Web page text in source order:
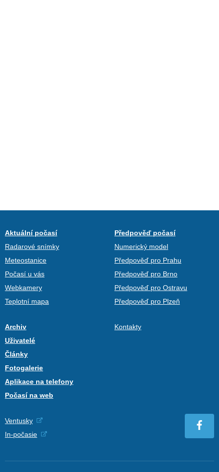
Aktuální počasí
Radarové snímky
Meteostanice
Počasí u vás
Webkamery
Teplotní mapa
Předpověď počasí
Numerický model
Předpověď pro Prahu
Předpověď pro Brno
Předpověď pro Ostravu
Předpověď pro Plzeň
Archiv
Uživatelé
Články
Fotogalerie
Aplikace na telefony
Počasí na web
Kontakty
Ventusky
In-počasie